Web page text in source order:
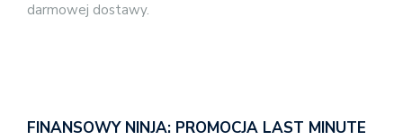
darmowej dostawy.
FINANSOWY NINJA: PROMOCJA LAST MINUTE